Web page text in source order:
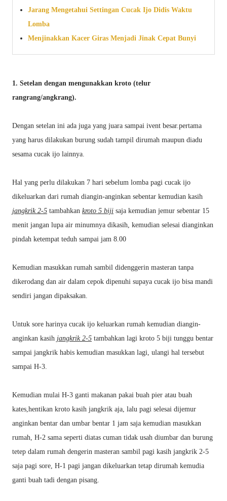
Jarang Mengetahui Settingan Cucak Ijo Didis Waktu
Lomba
Menjinakkan Kacer Giras Menjadi Jinak Cepat Bunyi
1. Setelan dengan mengunakkan kroto (telur
rangrang/angkrang).
Dengan setelan ini ada juga yang juara sampai ivent besar.pertama
yang harus dilakukan burung sudah tampil dirumah maupun diadu
sesama cucak ijo lainnya.
Hal yang perlu dilakukan 7 hari sebelum lomba pagi cucak ijo
dikeluarkan dari rumah diangin-anginkan sebentar kemudian kasih
jangkrik 2-5 tambahkan kroto 5 biji saja kemudian jemur sebentar 15
menit jangan lupa air minumnya dikasih, kemudian selesai dianginkan
pindah ketempat teduh sampai jam 8.00
Kemudian masukkan rumah sambil didenggerin masteran tanpa
dikerodang dan air dalam cepok dipenuhi supaya cucak ijo bisa mandi
sendiri jangan dipaksakan.
Untuk sore harinya cucak ijo keluarkan rumah kemudian diangin-
anginkan kasih jangkrik 2-5 tambahkan lagi kroto 5 biji tunggu bentar
sampai jangkrik habis kemudian masukkan lagi, ulangi hal tersebut
sampai H-3.
Kemudian mulai H-3 ganti makanan pakai buah pier atau buah
kates,hentikan kroto kasih jangkrik aja, lalu pagi selesai dijemur
anginkan bentar dan umbar bentar 1 jam saja kemudian masukkan
rumah, H-2 sama seperti diatas cuman tidak usah diumbar dan burung
tetep dalam rumah dengerin masteran sambil pagi kasih jangkrik 2-5
saja pagi sore, H-1 pagi jangan dikeluarkan tetap dirumah kemudia
ganti buah tadi dengan pisang.